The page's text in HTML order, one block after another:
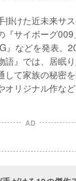
掛けた近未来サ
『サイボーグ
』などを発表。
語』では、居眠
して家族の秘密
オリジナル作な
AD